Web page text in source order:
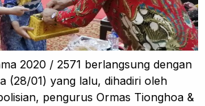
2020 / 2571 berlangsung dengan
(28/01) yang lalu, dihadiri oleh
pengurus Ormas Tionghoa &